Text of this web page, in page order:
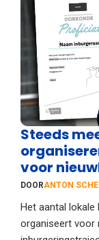
Steeds
voor
DOORANTON
Het aantal lokale
organiseert voor